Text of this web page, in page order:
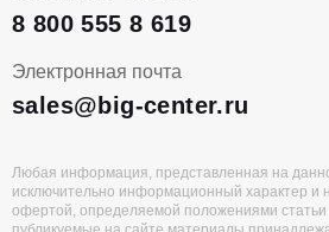
8 800 555 8 619
Электронная почта
sales@big-center.ru
Любая информация, представленная на
исключительно информационный характер и
офертой, определяемой положениями